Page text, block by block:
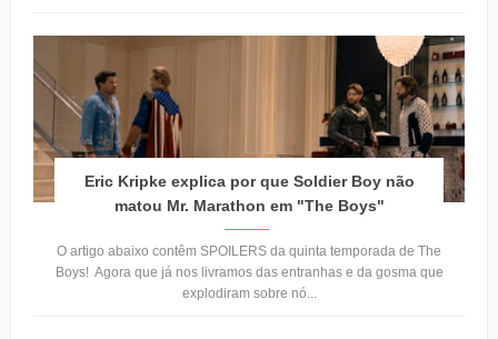
Eric Kripke explica por que Soldier Boy não
matou Mr. Marathon em "The Boys"
O artigo abaixo contêm SPOILERS da quinta temporada de The
Boys! Agora que já nos livramos das entranhas e da gosma que
explodiram sobre nó...